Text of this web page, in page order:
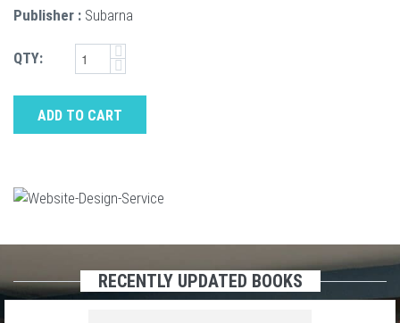
Publisher : Subarna
QTY:
ADD TO CART
RECENTLY UPDATED BOOKS